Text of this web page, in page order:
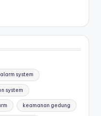
system
system
keamanan gedung